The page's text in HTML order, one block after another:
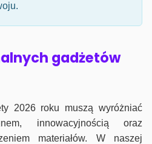
gadżetów
2026 roku muszą wyróżniać
innowacyjnością oraz
materiałów. W naszej